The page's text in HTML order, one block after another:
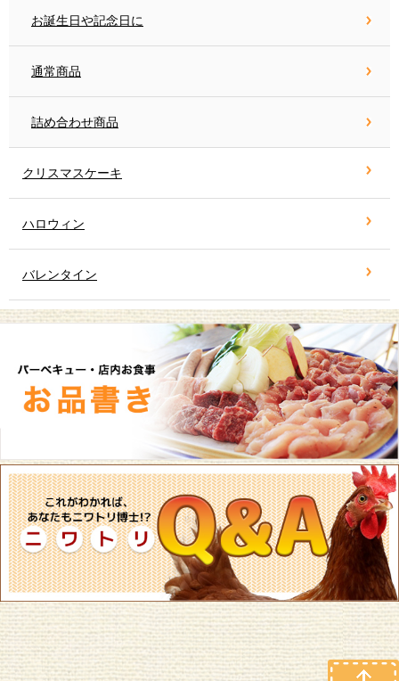
お誕生日や記念日に
通常商品
詰め合わせ商品
クリスマスケーキ
ハロウィン
バレンタイン